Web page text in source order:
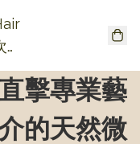
擊專業藝
的天然微